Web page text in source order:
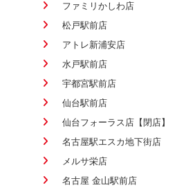
ファミリかしわ店
松戸駅前店
アトレ新浦安店
水戸駅前店
宇都宮駅前店
仙台駅前店
仙台フォーラス店【閉店】
名古屋駅エスカ地下街店
メルサ栄店
名古屋 金山駅前店